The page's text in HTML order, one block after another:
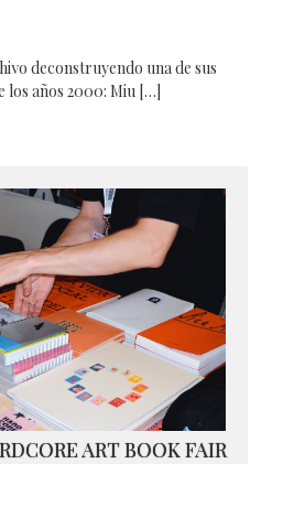
deconstruyendo una de sus
los años 2000: Miu […]
ART BOOK FAIR